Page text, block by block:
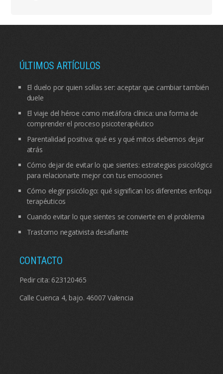
ÚLTIMOS ARTÍCULOS
El duelo por quien solías ser: aceptar que cambiar también
duele
El viaje del héroe como metáfora clínica: una forma de
comprender el proceso psicoterapéutico
Parentalidad positiva: qué es y qué mitos debemos dejar
atrás
Cómo dejar de evitar lo que sientes: estrategias psicológicas
para relacionarte mejor con tus emociones
Cómo elegir psicólogo: qué significan los diferentes enfoques
terapéuticos
Cuando evitar lo que sientes se convierte en el problema
Trastorno negativista desafiante
CONTACTO
Pedir cita: 623120465
Calle Cuenca 4, bajo. 46007 Valencia